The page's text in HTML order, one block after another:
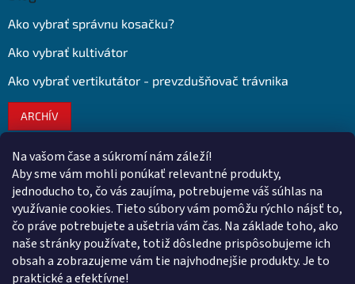
Na vašom čase a súkromí nám záleží!
Aby sme vám mohli ponúkať relevantné produkty,
jednoducho to, čo vás zaujíma, potrebujeme váš súhlas na
využívanie cookies. Tieto súbory vám pomôžu rýchlo nájsť to,
čo práve potrebujete a ušetria vám čas. Na základe toho, ako
naše stránky používate, totiž dôsledne prispôsobujeme ich
obsah a zobrazujeme vám tie najvhodnejšie produkty. Je to
praktické a efektívne!
Ako vybrať správnu kosačku?
Ako vybrať kultivátor
Ako vybrať vertikutátor - prevzdušňovač trávnika
ARCHÍV
Kontakt
obchod@ euroshopy.sk
0911 931 019
0911 931 019
Facebook Euroshopy